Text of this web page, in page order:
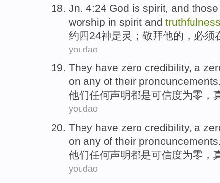
Jn . 4:24 God is spirit , and
worship in spirit and truthfulness
约四24神是灵 ； 敬拜他的， 必须
youdao
They have zero credibility, a
on any of their pronouncements
他们任何声明都是可信度为零 ，
youdao
They have zero credibility, a
on any of their pronouncements
他们任何声明都是可信度为零 ，
youdao